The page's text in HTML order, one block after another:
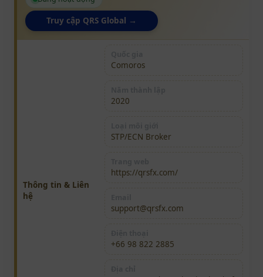
Truy cập QRS Global →
Thông tin & Liên
hệ
Comoros
2020
STP/ECN Broker
https://qrsfx.com/
support@qrsfx.com
+66 98 822 2885